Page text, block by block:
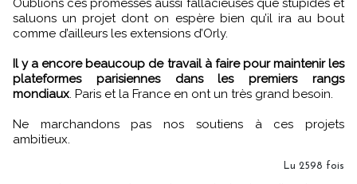
Oublions ces promesses aussi fallacieuses que stupides et
saluons un projet dont on espère bien qu’il ira au bout
comme d’ailleurs les extensions d’Orly.
Il y a encore beaucoup de travail à faire pour maintenir les
plateformes parisiennes dans les premiers rangs
mondiaux. Paris et la France en ont un très grand besoin.
Ne marchandons pas nos soutiens à ces projets
ambitieux.
Lu 2598 fois